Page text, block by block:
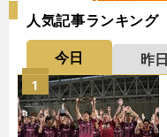
人気記事ランキング
今日 昨日
1